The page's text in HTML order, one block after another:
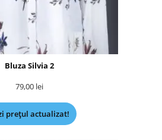
Bluza Silvia 2
79,00 lei
prețul actualizat!